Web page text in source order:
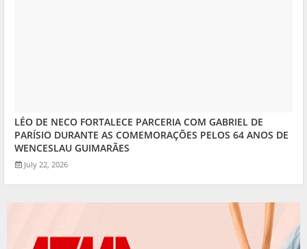
LÉO DE NECO FORTALECE PARCERIA COM GABRIEL DE
PARÍSIO DURANTE AS COMEMORAÇÕES PELOS 64 ANOS DE
WENCESLAU GUIMARÃES
July 22, 2026